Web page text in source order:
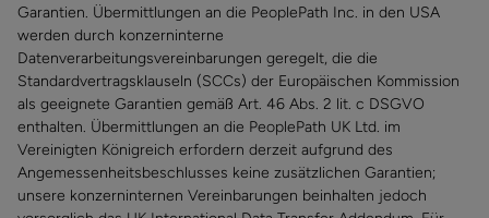
Garantien. Übermittlungen an die PeoplePath Inc. in den USA
werden durch konzerninterne
Datenverarbeitungsvereinbarungen geregelt, die die
Standardvertragsklauseln (SCCs) der Europäischen Kommission
als geeignete Garantien gemäß Art. 46 Abs. 2 lit. c DSGVO
enthalten. Übermittlungen an die PeoplePath UK Ltd. im
Vereinigten Königreich erfordern derzeit aufgrund des
Angemessenheitsbeschlusses keine zusätzlichen Garantien;
unsere konzerninternen Vereinbarungen beinhalten jedoch